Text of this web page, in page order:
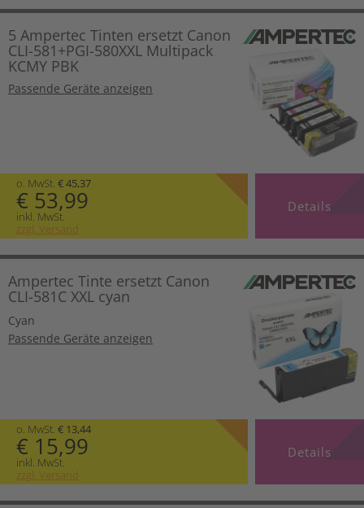
5 Ampertec Tinten ersetzt Canon
CLI-581+PGI-580XXL Multipack
KCMY PBK
Passende Geräte anzeigen
o. MwSt. € 45,37
€ 53,99
inkl. MwSt.
zzgl. Versand
Details
Ampertec Tinte ersetzt Canon
CLI-581C XXL cyan
Cyan
Passende Geräte anzeigen
o. MwSt. € 13,44
€ 15,99
inkl. MwSt.
zzgl. Versand
Details